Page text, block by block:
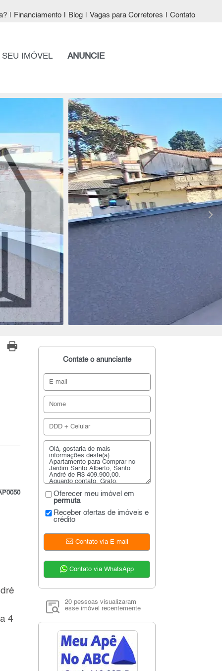
Financiamento Blog Vagas para Corretores Contato
IMÓVEL ANUNCIE
4
Contate o anunciante
Oferecer meu imóvel em
permuta
Receber ofertas de imóveis e
crédito
Contato via E-mail
Contato via WhatsApp
20 pessoas visualizaram
esse imóvel recentemente